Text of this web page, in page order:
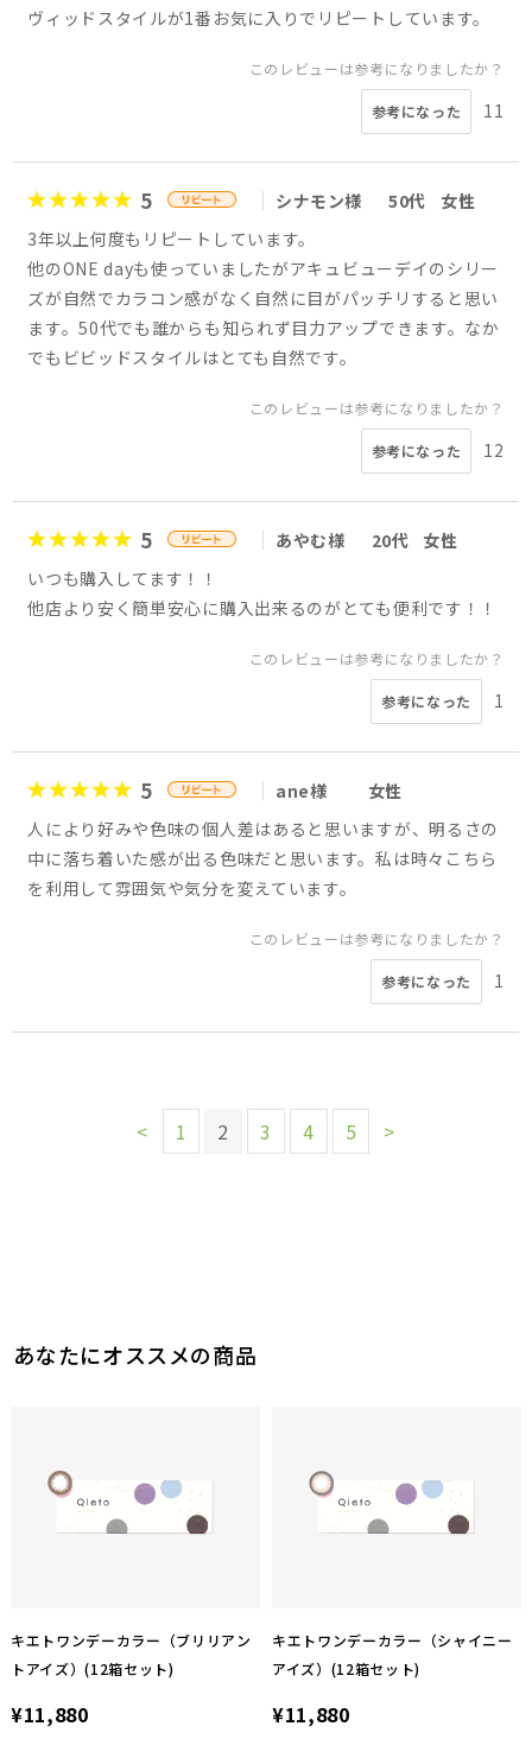
ヴィッドスタイルが1番お気に入りでリピートしています。
このレビューは参考になりましたか？
参考になった 11
5 シナモン様 50代
女性
3年以上何度もリピートしています。
他のONE dayも使っていましたがアキュビューデイのシリー
ズが自然でカラコン感がなく自然に目がパッチリすると思い
ます。50代でも誰からも知られず目力アップできます。なか
でもビビッドスタイルはとても自然です。
このレビューは参考になりましたか？
参考になった 12
5 あやむ様 20代
女性
いつも購入してます！！
他店より安く簡単安心に購入出来るのがとても便利です！！
このレビューは参考になりましたか？
参考になった 1
5 ane様
女性
人により好みや色味の個人差はあると思いますが、明るさの
中に落ち着いた感が出る色味だと思います。私は時々こちら
を利用して雰囲気や気分を変えています。
このレビューは参考になりましたか？
参考になった 1
< 1 2 3 4 5 >
あなたにオススメの商品
キエトワンデーカラー（ブリリアン
トアイズ）(12箱セット)
¥11,880
キエトワンデーカラー（シャイニー
アイズ）(12箱セット)
¥11,880